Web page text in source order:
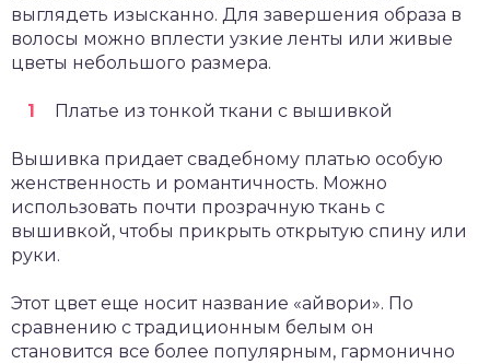
выглядеть изысканно. Для завершения образа в
волосы можно вплести узкие ленты или живые
цветы небольшого размера.
Платье из тонкой ткани с вышивкой
Вышивка придает свадебному платью особую
женственность и романтичность. Можно
использовать почти прозрачную ткань с
вышивкой, чтобы прикрыть открытую спину или
руки.
Этот цвет еще носит название «айвори». По
сравнению с традиционным белым он
становится все более популярным, гармонично